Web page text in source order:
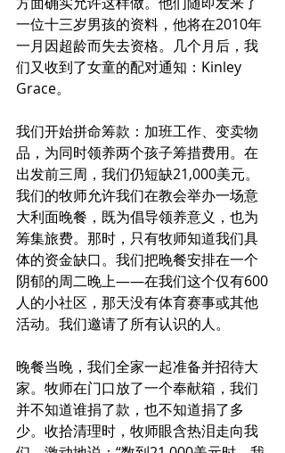
一位十三岁男孩的资料，他将在2010年
一月因超龄而失去资格。几个月后，我
们又收到了女童的配对通知：Kinley
Grace。
我们开始拼命筹款：加班工作、变卖物
品，为同时领养两个孩子筹措费用。在
出发前三周，我们仍短缺21,000美元。
我们的牧师允许我们在教会举办一场意
大利面晚餐，既为倡导领养意义，也为
筹集旅费。那时，只有牧师知道我们具
体的资金缺口。我们把晚餐安排在一个
阴郁的周二晚上——在我们这个仅有600
人的小社区，那天没有体育赛事或其他
活动。我们邀请了所有认识的人。
晚餐当晚，我们全家一起准备并招待大
家。牧师在门口放了一个奉献箱，我们
并不知道谁捐了款，也不知道捐了多
少。收拾清理时，牧师眼含热泪走向我